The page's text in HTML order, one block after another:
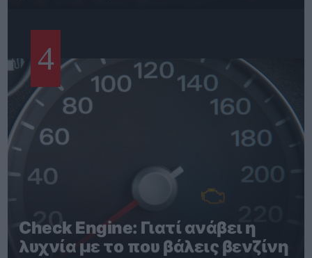
4
Check Engine: Γιατί ανάβει η
λυχνία με το που βάλεις βενζίνη